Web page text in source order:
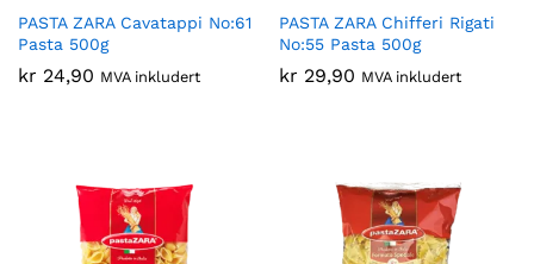
PASTA ZARA Cavatappi No:61
Pasta 500g
kr 24,90 MVA inkludert
PASTA ZARA Chifferi Rigati
No:55 Pasta 500g
kr 29,90 MVA inkludert